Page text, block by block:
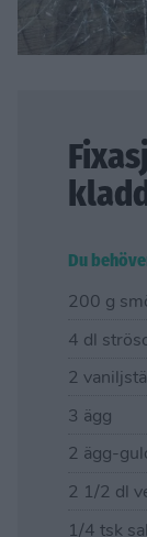
Du
200 g
4 dl
2
3 ägg
2 ägg-
2 1/2 dl
1/4 tsk